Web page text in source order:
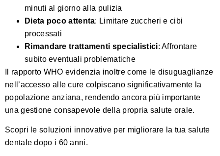
minuti al giorno alla pulizia
Dieta poco attenta: Limitare zuccheri e cibi
processati
Rimandare trattamenti specialistici: Affrontare
subito eventuali problematiche
Il rapporto WHO evidenzia inoltre come le disuguaglianze
nell’accesso alle cure colpiscano significativamente la
popolazione anziana, rendendo ancora più importante
una gestione consapevole della propria salute orale.
Scopri le soluzioni innovative per migliorare la tua salute
dentale dopo i 60 anni.